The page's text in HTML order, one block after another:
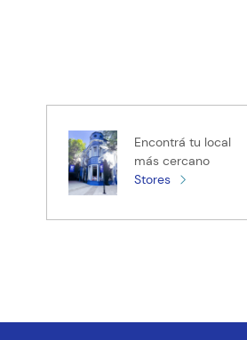
Encontrá tu local
más cercano
Stores